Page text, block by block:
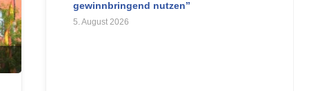
gewinnbringend nutzen”
5. August 2026